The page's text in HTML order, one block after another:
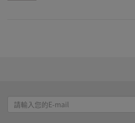
請
輸